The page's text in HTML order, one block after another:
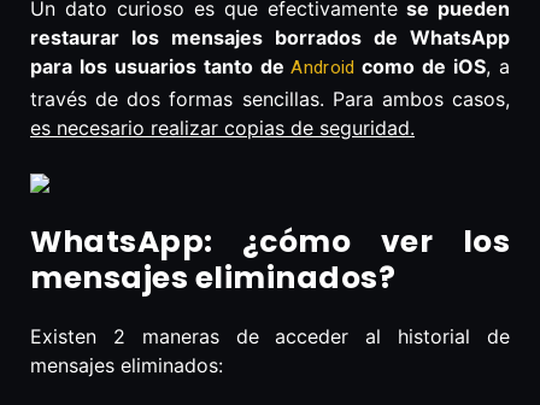
Un dato curioso es que efectivamente se pueden
restaurar los mensajes borrados de WhatsApp
para los usuarios tanto deAndroid como de iOS, a
través de dos formas sencillas. Para ambos casos,
es necesario realizar copias de seguridad.
WhatsApp: ¿cómo ver los
mensajes eliminados?
Existen 2 maneras de acceder al historial de
mensajes eliminados: